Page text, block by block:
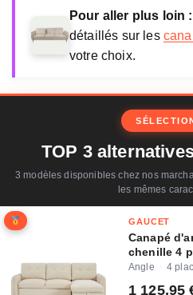
Pour aller plus loin :
détaillés sur les
votre choix.
TOP 3
3 modèles disponibles chez nos
les mêmes
GAUCET
Canapé
chenille 4
Angle · 4
1 125,95